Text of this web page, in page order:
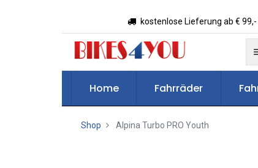
kostenlose Lieferung ab € 99,-
Home Fahrräder
Shop Alpina Turbo PRO Youth